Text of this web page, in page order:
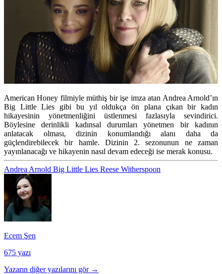
American Honey filmiyle müthiş bir işe imza atan Andrea Arnold’ın
Big Little Lies gibi bu yıl oldukça ön plana çıkan bir kadın
hikayesinin yönetmenliğini üstlenmesi fazlasıyla sevindirici.
Böylesine derinlikli kadınsal durumları yönetmen bir kadının
anlatacak olması, dizinin konumlandığı alanı daha da
güçlendirebilecek bir hamle. Dizinin 2. sezonunun ne zaman
yayınlanacağı ve hikayenin nasıl devam edeceği ise merak konusu.
Andrea Arnold Big Little Lies Reese Witherspoon
Ecem Şen
675 yazı
Yazarın diğer yazılarını gör →